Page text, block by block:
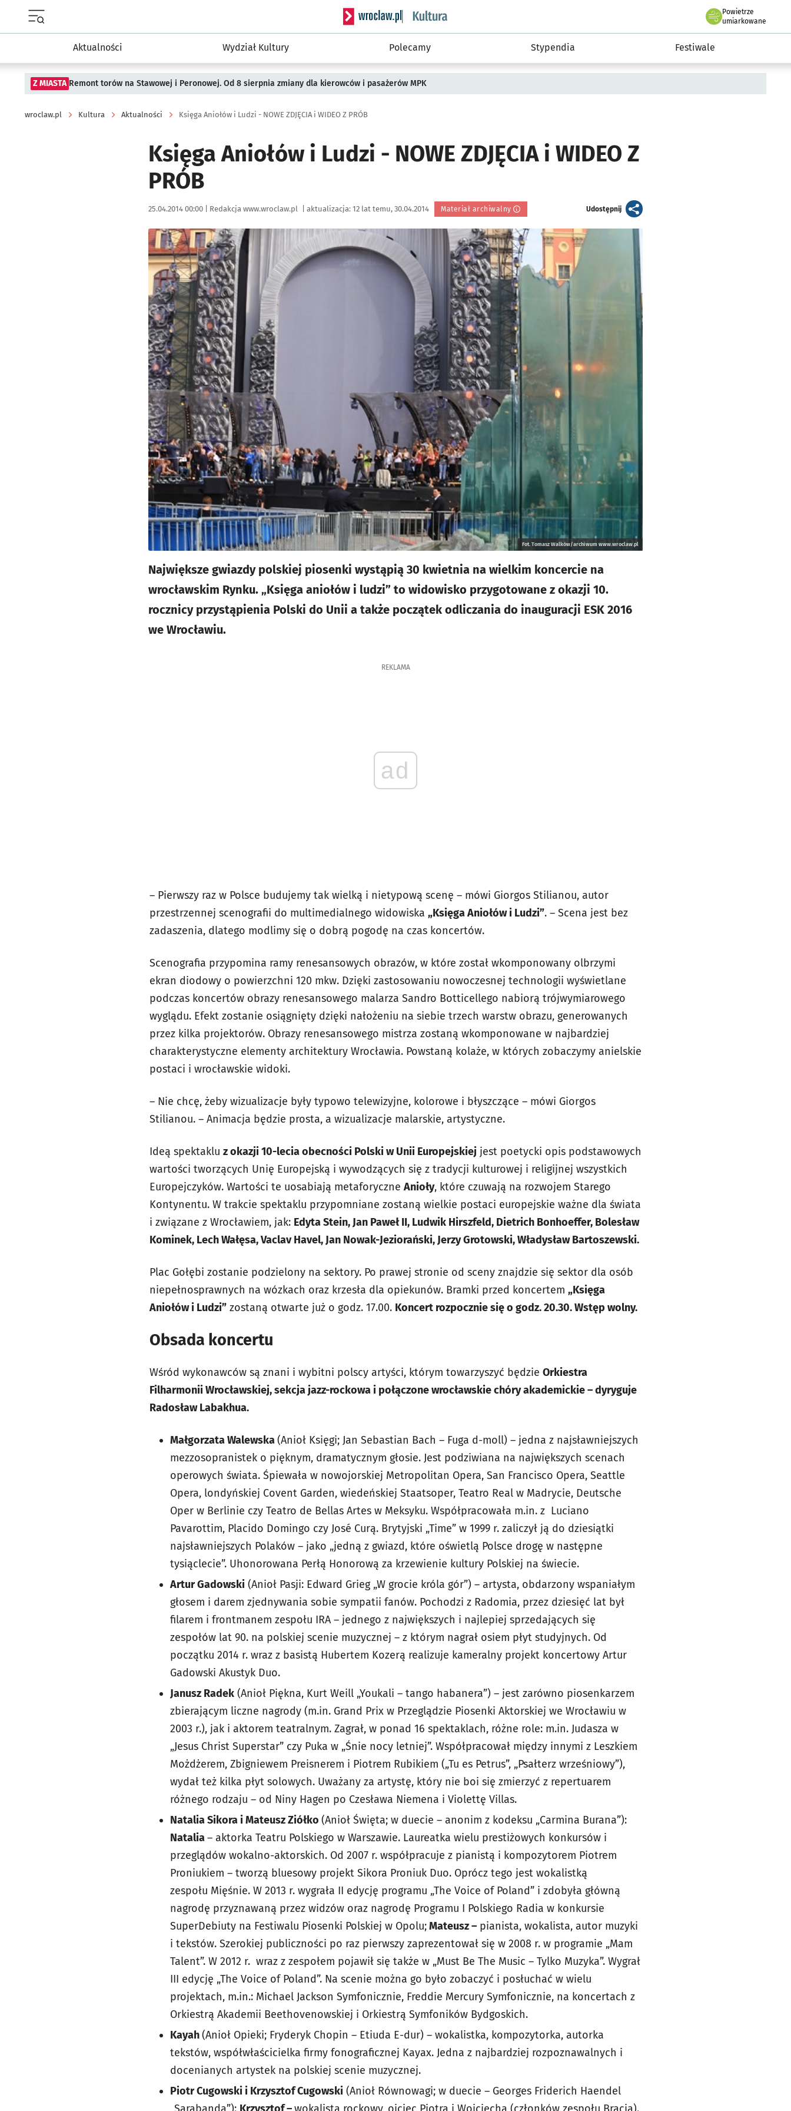
Serwis informacyjny wroclaw.pl podserwis: Kultura
Powietrze
we Wrocławiu
umiarkowane
Aktualności Wydział Kultury Polecamy Stypendia Festiwale
Z MIASTA Remont torów na Stawowej i Peronowej. Od 8 sierpnia zmiany dla kierowców i pasażerów MPK
wroclaw.pl Kultura Aktualności Księga Aniołów i Ludzi - NOWE ZDJĘCIA i WIDEO Z PRÓB
Księga Aniołów i Ludzi - NOWE ZDJĘCIA i WIDEO Z
PRÓB
Data publikacji:
25.04.2014 00:00 | Autor:
Redakcja www.wroclaw.pl aktualizacja: 12 lat temu, 30.04.2014 Materiał archiwalny Udostępnijartykuł
Kliknij, aby powiększyć
Fot. Tomasz Walków/archiwum www.wroclaw.pl
Największe gwiazdy polskiej piosenki wystąpią 30 kwietnia na wielkim koncercie na
wrocławskim Rynku. „Księga aniołów i ludzi” to widowisko przygotowane z okazji 10.
rocznicy przystąpienia Polski do Unii a także początek odliczania do inauguracji ESK 2016
we Wrocławiu.
REKLAMA
ad
– Pierwszy raz w Polsce budujemy tak wielką i nietypową scenę – mówi Giorgos Stilianou, autor
przestrzennej scenografii do multimedialnego widowiska „Księga Aniołów i Ludzi”. – Scena jest bez
zadaszenia, dlatego modlimy się o dobrą pogodę na czas koncertów.
Scenografia przypomina ramy renesansowych obrazów, w które został wkomponowany olbrzymi
ekran diodowy o powierzchni 120 mkw. Dzięki zastosowaniu nowoczesnej technologii wyświetlane
podczas koncertów obrazy renesansowego malarza Sandro Botticellego nabiorą trójwymiarowego
wyglądu. Efekt zostanie osiągnięty dzięki nałożeniu na siebie trzech warstw obrazu, generowanych
przez kilka projektorów. Obrazy renesansowego mistrza zostaną wkomponowane w najbardziej
charakterystyczne elementy architektury Wrocławia. Powstaną kolaże, w których zobaczymy anielskie
postaci i wrocławskie widoki.
– Nie chcę, żeby wizualizacje były typowo telewizyjne, kolorowe i błyszczące – mówi Giorgos
Stilianou. – Animacja będzie prosta, a wizualizacje malarskie, artystyczne.
Ideą spektaklu z okazji 10-lecia obecności Polski w Unii Europejskiej jest poetycki opis podstawowych
wartości tworzących Unię Europejską i wywodzących się z tradycji kulturowej i religijnej wszystkich
Europejczyków. Wartości te uosabiają metaforyczne Anioły, które czuwają na rozwojem Starego
Kontynentu. W trakcie spektaklu przypomniane zostaną wielkie postaci europejskie ważne dla świata
i związane z Wrocławiem, jak: Edyta Stein, Jan Paweł II, Ludwik Hirszfeld, Dietrich Bonhoeffer, Bolesław
Kominek, Lech Wałęsa, Vaclav Havel, Jan Nowak-Jeziorański, Jerzy Grotowski, Władysław Bartoszewski.
Plac Gołębi zostanie podzielony na sektory. Po prawej stronie od sceny znajdzie się sektor dla osób
niepełnosprawnych na wózkach oraz krzesła dla opiekunów. Bramki przed koncertem „Księga
Aniołów i Ludzi” zostaną otwarte już o godz. 17.00. Koncert rozpocznie się o godz. 20.30. Wstęp wolny.
Obsada koncertu
Wśród wykonawców są znani i wybitni polscy artyści, którym towarzyszyć będzie Orkiestra
Filharmonii Wrocławskiej, sekcja jazz-rockowa i połączone wrocławskie chóry akademickie – dyryguje
Radosław Labakhua.
Małgorzata Walewska(Anioł Księgi; Jan Sebastian Bach – Fuga d-moll) – jedna z najsławniejszych
mezzosopranistek o pięknym, dramatycznym głosie. Jest podziwiana na największych scenach
operowych świata. Śpiewała w nowojorskiej Metropolitan Opera, San Francisco Opera, Seattle
Opera, londyńskiej Covent Garden, wiedeńskiej Staatsoper, Teatro Real w Madrycie, Deutsche
Oper w Berlinie czy Teatro de Bellas Artes w Meksyku. Współpracowała m.in. z Luciano
Pavarottim, Placido Domingo czy José Curą. Brytyjski „Time” w 1999 r. zaliczył ją do dziesiątki
najsławniejszych Polaków – jako „jedną z gwiazd, które oświetlą Polsce drogę w następne
tysiąclecie”. Uhonorowana Perłą Honorową za krzewienie kultury Polskiej na świecie.
Artur Gadowski (Anioł Pasji: Edward Grieg „W grocie króla gór”) – artysta, obdarzony wspaniałym
głosem i darem zjednywania sobie sympatii fanów. Pochodzi z Radomia, przez dziesięć lat był
filarem i frontmanem zespołu IRA – jednego z największych i najlepiej sprzedających się
zespołów lat 90. na polskiej scenie muzycznej – z którym nagrał osiem płyt studyjnych. Od
początku 2014 r. wraz z basistą Hubertem Kozerą realizuje kameralny projekt koncertowy Artur
Gadowski Akustyk Duo.
Janusz Radek (Anioł Piękna, Kurt Weill „Youkali – tango habanera”) – jest zarówno piosenkarzem
zbierającym liczne nagrody (m.in. Grand Prix w Przeglądzie Piosenki Aktorskiej we Wrocławiu w
2003 r.), jak i aktorem teatralnym. Zagrał, w ponad 16 spektaklach, różne role: m.in. Judasza w
„Jesus Christ Superstar” czy Puka w „Śnie nocy letniej”. Współpracował między innymi z Leszkiem
Możdżerem, Zbigniewem Preisnerem i Piotrem Rubikiem („Tu es Petrus”, „Psałterz wrześniowy”),
wydał też kilka płyt solowych. Uważany za artystę, który nie boi się zmierzyć z repertuarem
różnego rodzaju – od Niny Hagen po Czesława Niemena i Violettę Villas.
Natalia Sikora i Mateusz Ziółko (Anioł Święta; w duecie – anonim z kodeksu „Carmina Burana”):
Natalia– aktorka Teatru Polskiego w Warszawie. Laureatka wielu prestiżowych konkursów i
przeglądów wokalno-aktorskich. Od 2007 r. współpracuje z pianistą i kompozytorem Piotrem
Proniukiem – tworzą bluesowy projekt Sikora Proniuk Duo. Oprócz tego jest wokalistką
zespołu Mięśnie. W 2013 r. wygrała II edycję programu „The Voice of Poland” i zdobyła główną
nagrodę przyznawaną przez widzów oraz nagrodę Programu I Polskiego Radia w konkursie
SuperDebiuty na Festiwalu Piosenki Polskiej w Opolu;Mateusz– pianista, wokalista, autor muzyki
i tekstów. Szerokiej publiczności po raz pierwszy zaprezentował się w 2008 r. w programie „Mam
Talent”. W 2012 r. wraz z zespołem pojawił się także w „Must Be The Music – Tylko Muzyka”. Wygrał
III edycję „The Voice of Poland”. Na scenie można go było zobaczyć i posłuchać w wielu
projektach, m.in.: Michael Jackson Symfonicznie, Freddie Mercury Symfonicznie, na koncertach z
Orkiestrą Akademii Beethovenowskiej i Orkiestrą Symfoników Bydgoskich.
Kayah(Anioł Opieki; Fryderyk Chopin – Etiuda E-dur) – wokalistka, kompozytorka, autorka
tekstów, współwłaścicielka firmy fonograficznej Kayax. Jedna z najbardziej rozpoznawalnych i
docenianych artystek na polskiej scenie muzycznej.
Piotr Cugowski i Krzysztof Cugowski (Anioł Równowagi; w duecie – Georges Friderich Haendel